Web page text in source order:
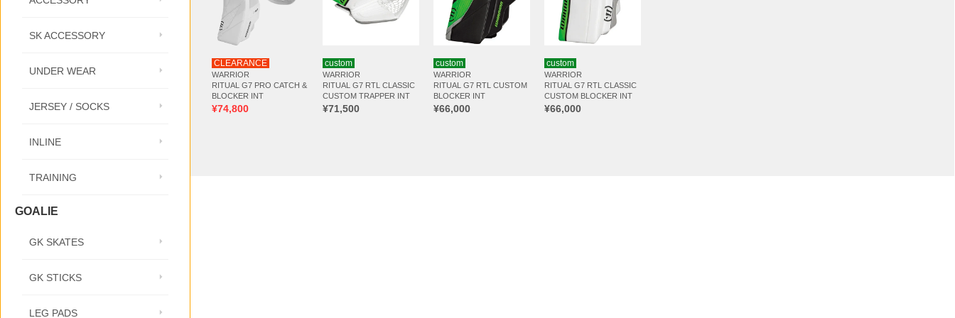
SK ACCESSORY
UNDER WEAR
JERSEY / SOCKS
INLINE
TRAINING
GOALIE
GK SKATES
GK STICKS
LEG PADS
CLEARANCE
WARRIOR
RITUAL G7 PRO CATCH &
BLOCKER INT
¥74,800
custom
WARRIOR
RITUAL G7 RTL CLASSIC
CUSTOM TRAPPER INT
¥71,500
custom
WARRIOR
RITUAL G7 RTL CUSTOM
BLOCKER INT
¥66,000
custom
WARRIOR
RITUAL G7 RTL CLASSIC
CUSTOM BLOCKER INT
¥66,000